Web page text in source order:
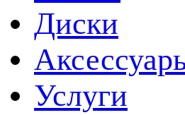
Диски
Услуги